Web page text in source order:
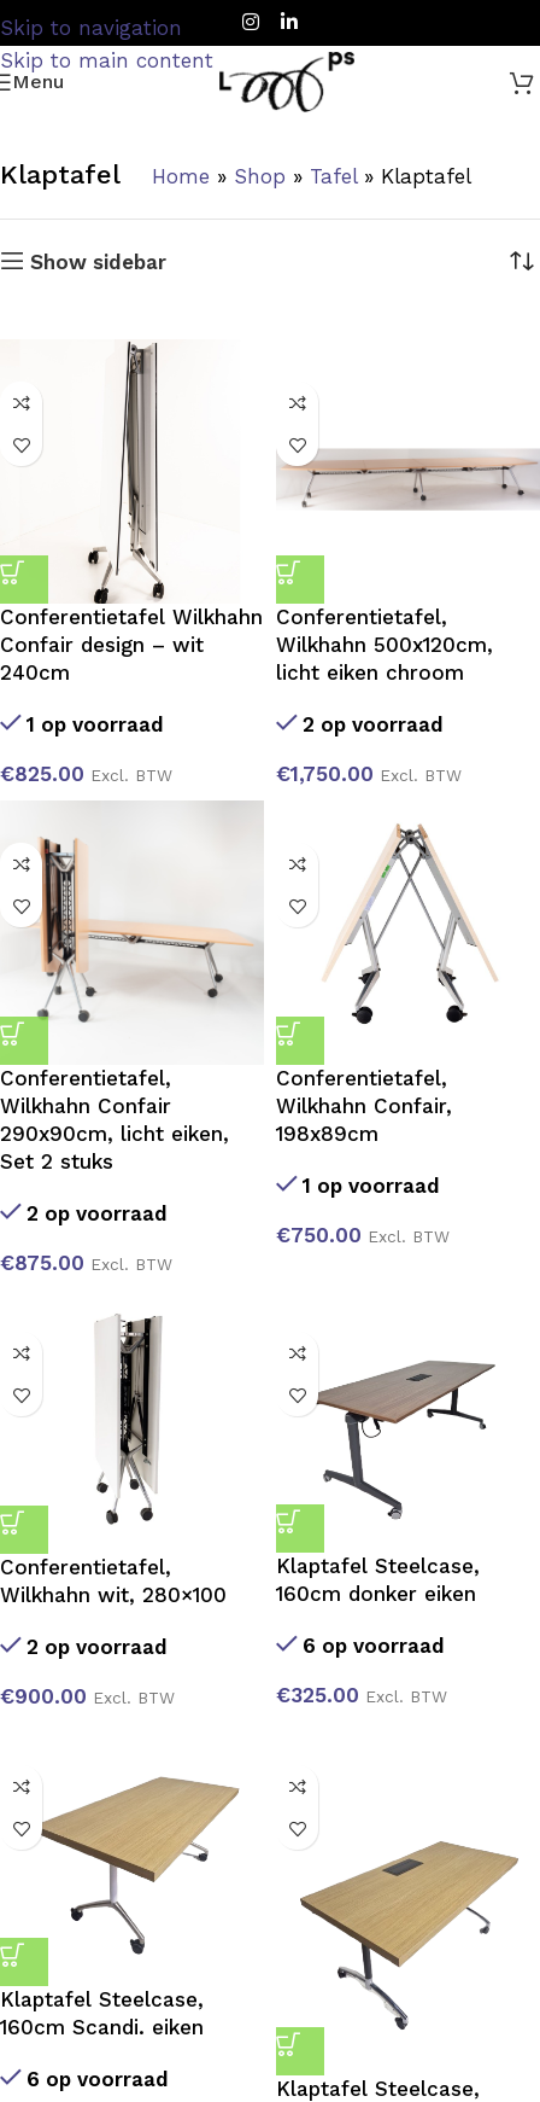
Skip to navigation
Skip to main content
Menu
Klaptafel Home » Shop » Tafel» Klaptafel
Show sidebar
Conferentietafel Wilkhahn
Confair design – wit
240cm
1 op voorraad
€825.00 Excl. BTW
Conferentietafel,
Wilkhahn 500x120cm,
licht eiken chroom
2 op voorraad
€1,750.00 Excl. BTW
Conferentietafel,
Wilkhahn Confair
290x90cm, licht eiken,
Set 2 stuks
2 op voorraad
€875.00 Excl. BTW
Conferentietafel,
Wilkhahn Confair,
198x89cm
1 op voorraad
€750.00 Excl. BTW
Conferentietafel,
Wilkhahn wit, 280×100
2 op voorraad
€900.00 Excl. BTW
Klaptafel Steelcase,
160cm donker eiken
6 op voorraad
€325.00 Excl. BTW
Klaptafel Steelcase,
160cm Scandi. eiken
6 op voorraad
Klaptafel Steelcase,